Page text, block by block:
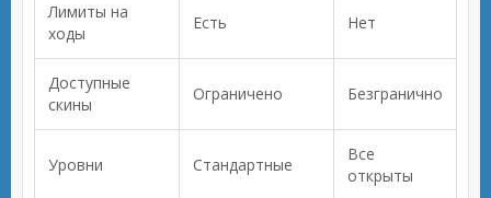
Лимиты на
ходы
Есть Нет
Доступные
скины
Ограничено Безгранично
Уровни Стандартные
Все
открыты